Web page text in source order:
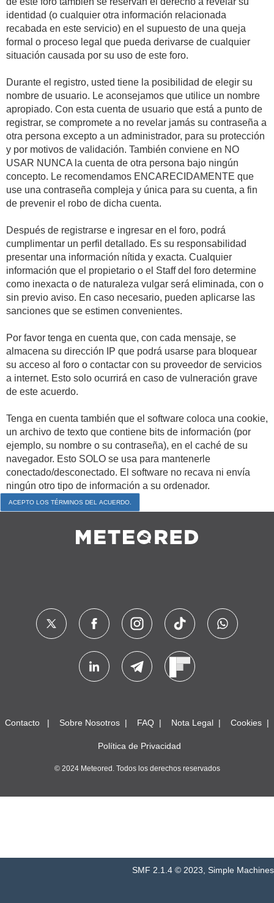
identidad (o cualquier otra información relacionada
recabada en este servicio) en el supuesto de una queja
formal o proceso legal que pueda derivarse de cualquier
situación causada por su uso de este foro.
Durante el registro, usted tiene la posibilidad de elegir su
nombre de usuario. Le aconsejamos que utilice un nombre
apropiado. Con esta cuenta de usuario que está a punto de
registrar, se compromete a no revelar jamás su contraseña a
otra persona excepto a un administrador, para su protección
y por motivos de validación. También conviene en NO
USAR NUNCA la cuenta de otra persona bajo ningún
concepto. Le recomendamos ENCARECIDAMENTE que
use una contraseña compleja y única para su cuenta, a fin
de prevenir el robo de dicha cuenta.
Después de registrarse e ingresar en el foro, podrá
cumplimentar un perfil detallado. Es su responsabilidad
presentar una información nítida y exacta. Cualquier
información que el propietario o el Staff del foro determine
como inexacta o de naturaleza vulgar será eliminada, con o
sin previo aviso. En caso necesario, pueden aplicarse las
sanciones que se estimen convenientes.
Por favor tenga en cuenta que, con cada mensaje, se
almacena su dirección IP que podrá usarse para bloquear
su acceso al foro o contactar con su proveedor de servicios
a internet. Esto solo ocurrirá en caso de vulneración grave
de este acuerdo.
Tenga en cuenta también que el software coloca una cookie,
un archivo de texto que contiene bits de información (por
ejemplo, su nombre o su contraseña), en el caché de su
navegador. Esto SOLO se usa para mantenerle
conectado/desconectado. El software no recava ni envía
ningún otro tipo de información a su ordenador.
Contacto Sobre Nosotros FAQ Nota Legal Cookies
Política de Privacidad
© 2024 Meteored. Todos los derechos reservados
SMF 2.1.4 © 2023 Simple Machines